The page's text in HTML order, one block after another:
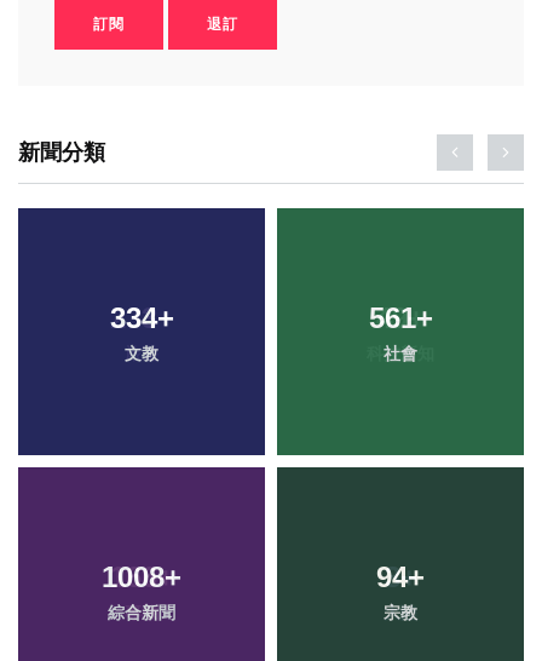
訂閱 退訂
新聞分類
334+
文教
561+
社會
1008+
綜合新聞
94+
宗教